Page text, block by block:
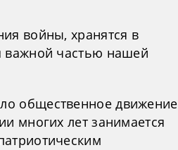
войны, хранятся в
важной частью нашей
общественное движение
многих лет занимается